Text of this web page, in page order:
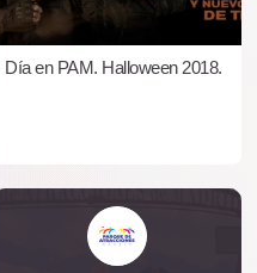
Día en PAM. Halloween 2018.